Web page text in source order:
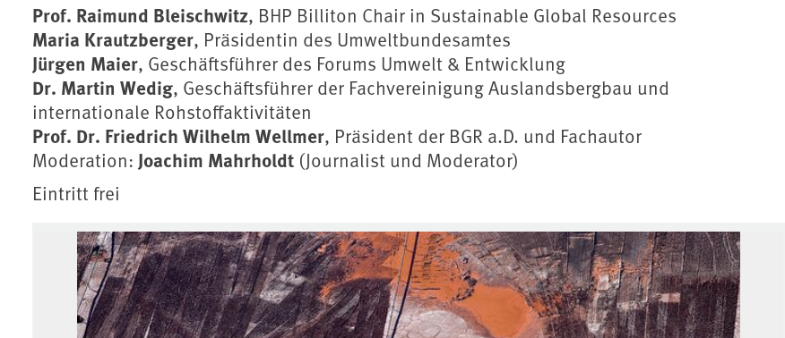
Prof. Raimund Bleischwitz, BHP Billiton Chair in Sustainable Global Resources
Maria Krautzberger, Präsidentin des Umweltbundesamtes
Jürgen Maier, Geschäftsführer des Forums Umwelt & Entwicklung
Dr. Martin Wedig, Geschäftsführer der Fachvereinigung Auslandsbergbau und
internationale Rohstoffaktivitäten
Prof. Dr. Friedrich Wilhelm Wellmer, Präsident der BGR a.D. und Fachautor
Moderation: Joachim Mahrholdt (Journalist und Moderator)
Eintritt frei